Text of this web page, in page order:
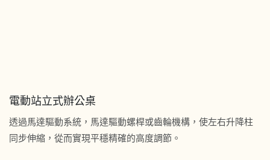
電動站立式辦公桌
透過馬達驅動系統，馬達驅動螺桿或齒輪機構，使左右升降柱
同步伸縮，從而實現平穩精確的高度調節。